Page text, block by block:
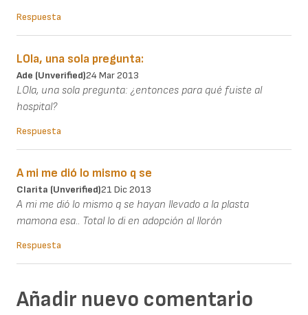
Respuesta
LOla, una sola pregunta:
Ade (unverified)24 Mar 2013
LOla, una sola pregunta: ¿entonces para qué fuiste al
hospital?
Respuesta
A mi me dió lo mismo q se
Clarita (unverified)21 Dic 2013
A mi me dió lo mismo q se hayan llevado a la plasta
mamona esa.. Total lo di en adopción al llorón
Respuesta
Añadir nuevo comentario